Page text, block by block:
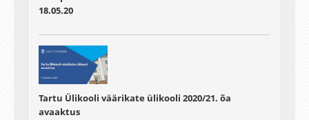
18.05.20
Tartu Ülikooli väärikate ülikooli 2020/21. õa
avaaktus